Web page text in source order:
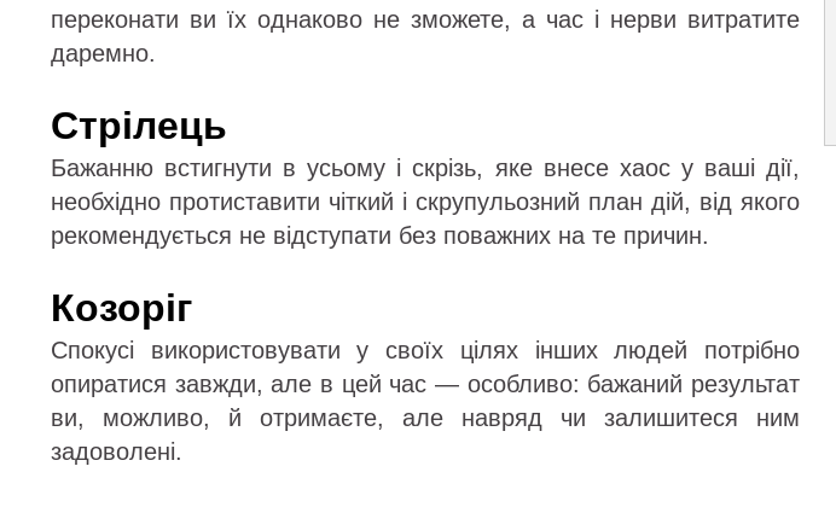
переконати ви їх однаково не зможете, а час і нерви витратите
даремно.
Стрілець
Бажанню встигнути в усьому і скрізь, яке внесе хаос у ваші дії,
необхідно протиставити чіткий і скрупульозний план дій, від якого
рекомендується не відступати без поважних на те причин.
Козоріг
Спокусі використовувати у своїх цілях інших людей потрібно
опиратися завжди, але в цей час — особливо: бажаний результат
ви, можливо, й отримаєте, але навряд чи залишитеся ним
задоволені.